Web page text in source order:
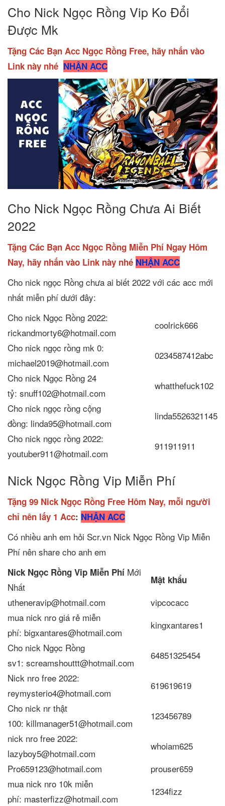
Cho Nick Ngọc Rồng Vip Ko Đổi
Được Mk
Tặng Các Bạn Acc Ngọc Rồng Free, hãy nhấn vào
Link này nhé NHẬN ACC
Cho Nick Ngọc Rồng Chưa Ai Biết
2022
Tặng Các Bạn Acc Ngọc Rồng Miễn Phí Ngay Hôm
Nay, hãy nhấn vào Link này nhé NHẬN ACC
Cho nick ngọc Rồng chưa ai biết 2022 với các acc mới
nhất miễn phí dưới đây:
Cho nick Ngọc Rồng 2022:
rickandmorty6@hotmail.com
coolrick666
Cho nick ngọc rồng mk 0:
michael2019@hotmail.com
0234587412abc
Cho nick Ngọc Rồng 24
tỷ: snuff102@hotmail.com
whatthefuck102
Cho nick ngọc rồng cộng
đồng: linda95@hotmail.com
linda5526321145
Cho nick ngọc rồng 2022:
youtuber911@hotmail.com
911911911
Nick Ngọc Rồng Vip Miễn Phí
Tặng 99 Nick Ngọc Rồng Free Hôm Nay, mỗi người
chỉ nên lấy 1 Acc: NHẬN ACC
Có nhiều anh em hỏi Scr.vn Nick Ngọc Rồng Vip Miễn
Phí nên share cho anh em
Nick Ngọc Rồng Vip Miễn Phí Mới
Nhất
Mật khẩu
utheneravip@hotmail.com
vipcocacc
mua nick nro giá rẻ miễn
phí: bigxantares@hotmail.com
kingxantares1
Cho nick Ngọc Rồng
sv1: screamshouttt@hotmail.com
64851325454
Nick nro free 2022:
reymysterio4@hotmail.com
619619619
Cho nick nr thật
100: killmanager51@hotmail.com
123456789
nick nro free 2022:
lazyboy5@hotmail.com
whoiam625
Pro659123@hotmail.com
prouser659
mua nick nro 10k miễn
phí: masterfizz@hotmail.com
1234fizz